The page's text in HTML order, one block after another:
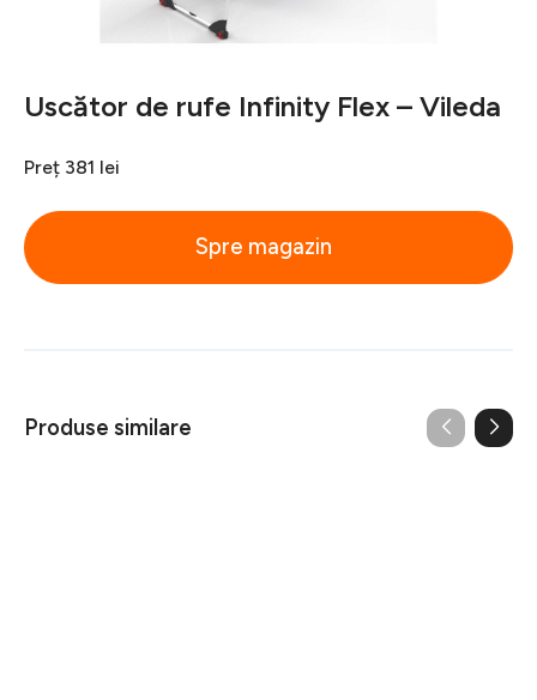
Uscător de rufe Infinity Flex – Vileda
Preț 381 lei
Spre magazin
Produse similare